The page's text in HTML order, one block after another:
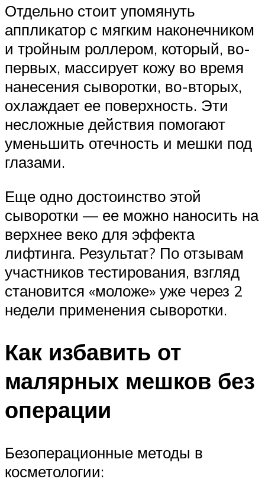
Отдельно стоит упомянуть
аппликатор с мягким наконечником
и тройным роллером, который, во-
первых, массирует кожу во время
нанесения сыворотки, во-вторых,
охлаждает ее поверхность. Эти
несложные действия помогают
уменьшить отечность и мешки под
глазами.
Еще одно достоинство этой
сыворотки — ее можно наносить на
верхнее веко для эффекта
лифтинга. Результат? По отзывам
участников тестирования, взгляд
становится «моложе» уже через 2
недели применения сыворотки.
Как избавить от
малярных мешков без
операции
Безоперационные методы в
косметологии: